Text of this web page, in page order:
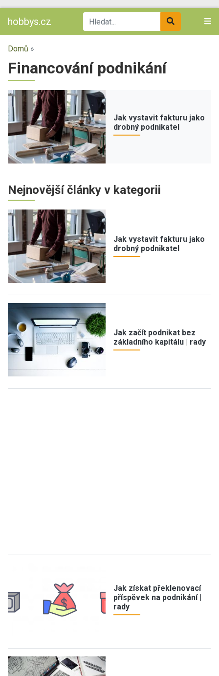
hobbys.cz
Domů »
Financování podnikání
Jak vystavit fakturu jako
drobný podnikatel
Nejnovější články v kategorii
Jak vystavit fakturu jako
drobný podnikatel
Jak začít podnikat bez
základního kapitálu | rady
Jak získat překlenovací
příspěvek na podnikání |
rady